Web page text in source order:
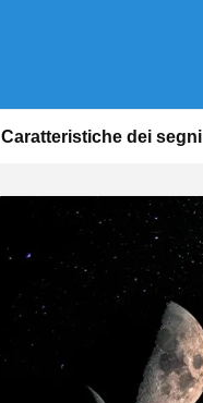
Caratteristiche dei segni